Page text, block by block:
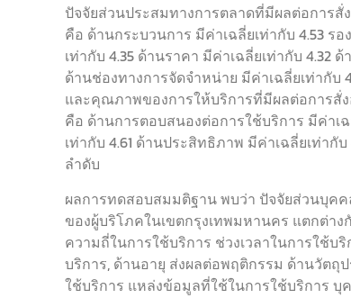
ปัจจัยส่วนประสมทางการตลาดที่มีผลต่อการ
คือ ด้านกระบวนการ มีค่าเฉลี่ยเท่ากับ 4.53
เท่ากับ 4.35 ด้านราคา มีค่าเฉลี่ยเท่ากับ
ด้านช่องทางการจัดจำหน่าย มีค่าเฉลี่ยเท่ากับ
และคุณภาพของการให้บริการที่มีผลต่อการสั่
คือ ด้านการตอบสนองต่อการใช้บริการ มีค่าเ
เท่ากับ 4.61 ด้านประสิทธิภาพ มีค่าเฉลี่ยเท่ากั
ลำดับ
ผลการทดสอบสมมติฐาน พบว่า ปัจจัยส่วนบุ
ของผู้บริโภคในเขตกรุงเทพมหานคร แตกต่า
ความถี่ในการใช้บริการ ช่วงเวลาในการใช้
บริการ, ด้านอายุ ส่งผลต่อพฤติกรรม ด้านวัตถุ
ใช้บริการ แหล่งข้อมูลที่ใช้ในการใช้บริการ